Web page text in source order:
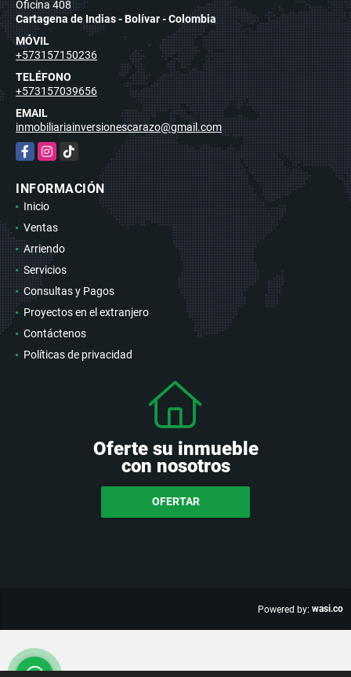
Oficina 408
Cartagena de Indias - Bolívar - Colombia
MÓVIL
+573157150236
TELÉFONO
+573157039656
EMAIL
inmobiliariainversionescarazo@gmail.com
FacebookInstagram
TikTok
INFORMACIÓN
Inicio
Ventas
Arriendo
Servicios
Consultas y Pagos
Proyectos en el extranjero
Contáctenos
Políticas de privacidad
Oferte su inmueble
con nosotros
OFERTAR
Powered by: wasi.co